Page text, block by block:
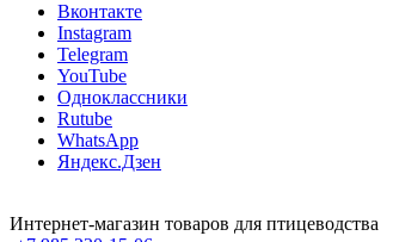
Вконтакте
Instagram
Telegram
YouTube
Одноклассники
Rutube
WhatsApp
Яндекс.Дзен
Интернет-магазин товаров для птицеводства